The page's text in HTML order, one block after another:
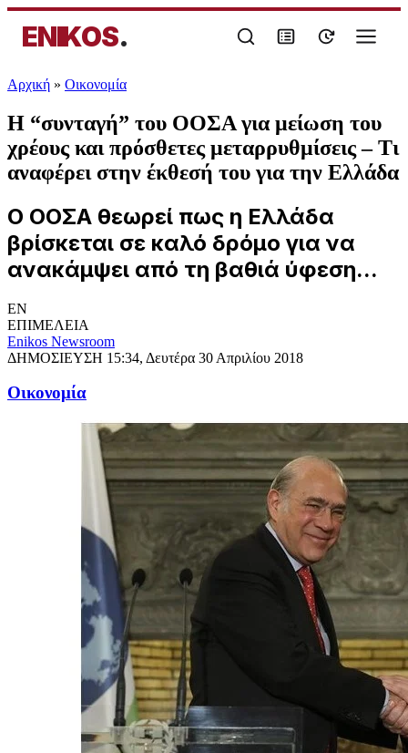
ENIKOS.
Αρχική » Oικονομία
Η “συνταγή” του ΟΟΣΑ για μείωση του
χρέους και πρόσθετες μεταρρυθμίσεις – Τι
αναφέρει στην έκθεσή του για την Ελλάδα
Ο ΟΟΣΑ θεωρεί πως η Ελλάδα
βρίσκεται σε καλό δρόμο για να
ανακάμψει από τη βαθιά ύφεση...
EN
ΕΠΙΜΕΛΕΙΑ
Enikos Newsroom
ΔΗΜΟΣΙΕΥΣΗ 15:34, Δευτέρα 30 Απριλίου 2018
Oικονομία